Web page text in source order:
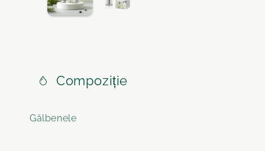
Compoziție
Gălbenele